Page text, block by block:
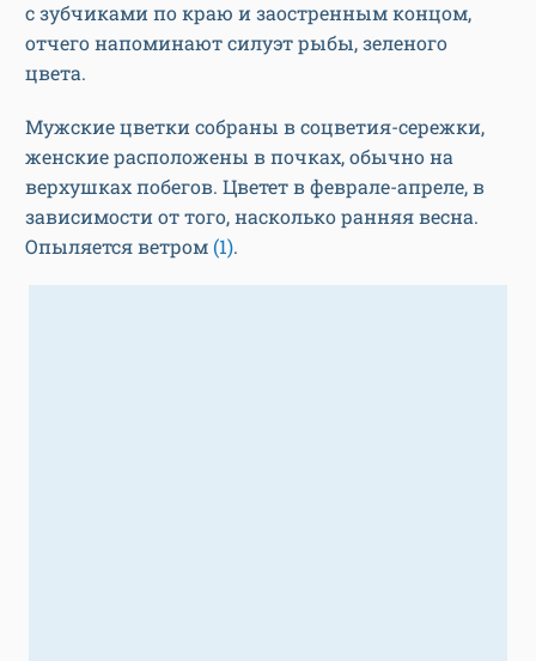
с зубчиками по краю и заостренным концом,
отчего напоминают силуэт рыбы, зеленого
цвета.
Мужские цветки собраны в соцветия-сережки,
женские расположены в почках, обычно на
верхушках побегов. Цветет в феврале-апреле, в
зависимости от того, насколько ранняя весна.
Опыляется ветром (1).